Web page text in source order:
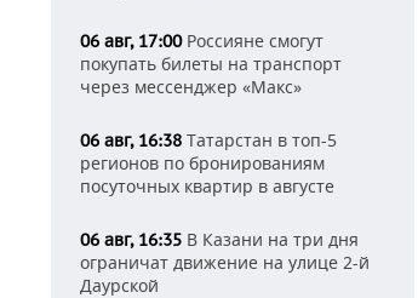
06 авг, 17:00Россияне смогут
покупать билеты на транспорт
через мессенджер «Макс»
06 авг, 16:38 Татарстан в топ-5
регионов по бронированиям
посуточных квартир в августе
06 авг, 16:35 В Казани на три дня
ограничат движение на улице 2-й
Даурской